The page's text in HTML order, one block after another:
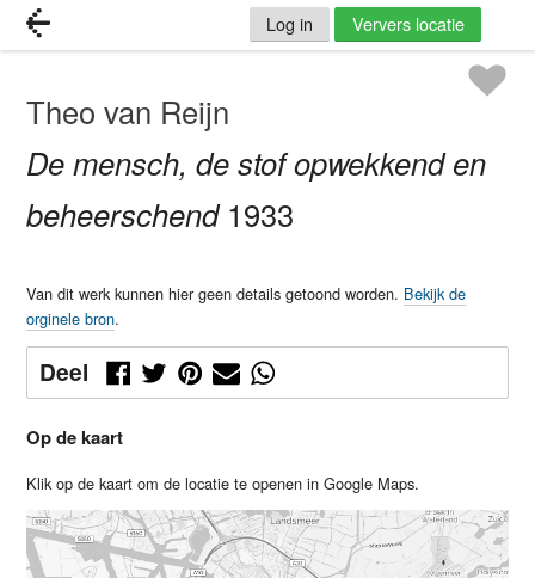
Log in Ververs locatie
Theo van Reijn
De mensch, de stof opwekkend en
beheerschend 1933
Van dit werk kunnen hier geen details getoond worden. Bekijk de
orginele bron.
Deel
Op de kaart
Klik op de kaart om de locatie te openen in Google Maps.